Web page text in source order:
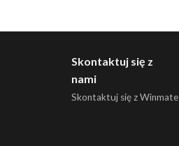
Skontaktuj się z
nami
Skontaktuj się z Winmate